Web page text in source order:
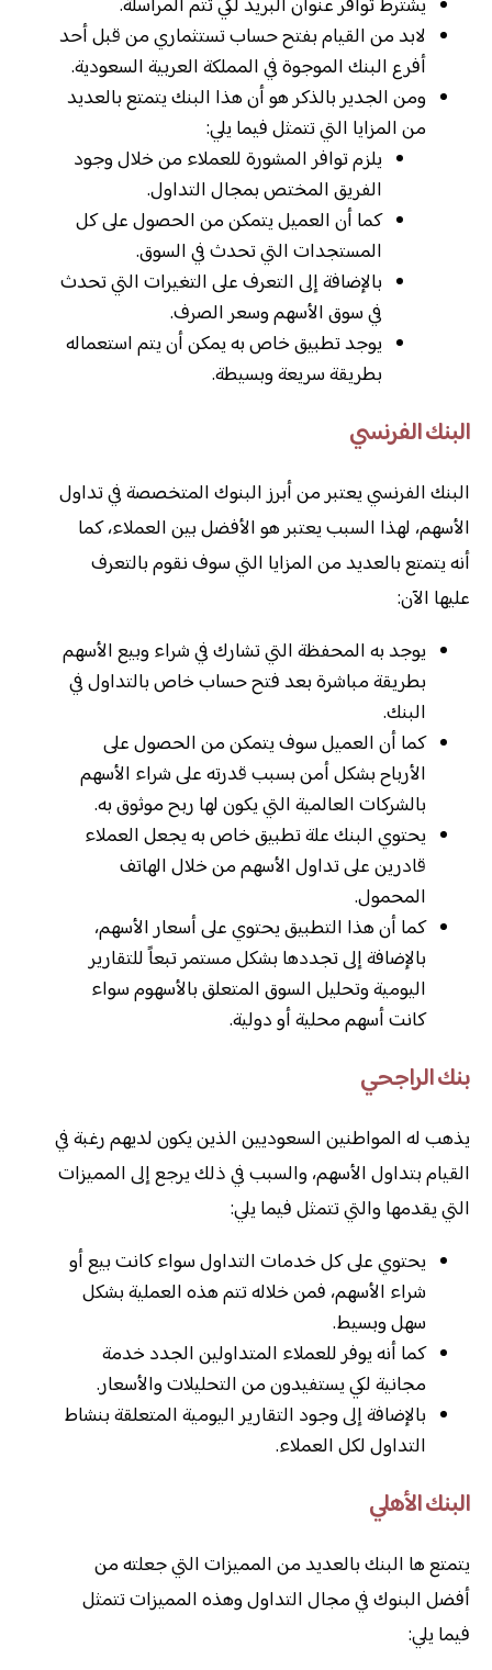
لابد من القيام بفتح حساب تستثماري من قبل أحد
أفرع البنك الموجوة في المملكة العربية السعودية.
ومن الجدير بالذكر هو أن هذا البنك يتمتع بالعديد
من المزايا التي تتمثل فيما يلي:
يلزم توافر المشورة للعملاء من خلال وجود
الفريق المختص بمجال التداول.
كما أن العميل يتمكن من الحصول على كل
المستجدات التي تحدث في السوق.
بالإضافة إلى التعرف على التغيرات التي تحدث
في سوق الأسهم وسعر الصرف.
يوجد تطبيق خاص به يمكن أن يتم استعماله
بطريقة سريعة وبسيطة.
البنك الفرنسي
البنك الفرنسي يعتبر من أبرز البنوك المتخصصة في تداول
الأسهم، لهذا السبب يعتبر هو الأفضل بين العملاء، كما
أنه يتمتع بالعديد من المزايا التي سوف نقوم بالتعرف
عليها الآن:
يوجد به المحفظة التي تشارك في شراء وبيع الأسهم
بطريقة مباشرة بعد فتح حساب خاص بالتداول في
البنك.
كما أن العميل سوف يتمكن من الحصول على
الأرباح بشكل أمن بسبب قدرته على شراء الأسهم
بالشركات العالمية التي يكون لها ربح موثوق به.
يحتوي البنك علة تطبيق خاص به يجعل العملاء
قادرين على تداول الأسهم من خلال الهاتف
المحمول.
كما أن هذا التطبيق يحتوي على أسعار الأسهم،
بالإضافة إلى تجددها بشكل مستمر تبعاً للتقارير
اليومية وتحليل السوق المتعلق بالأسهوم سواء
كانت أسهم محلية أو دولية.
بنك الراجحي
يذهب له المواطنين السعوديين الذين يكون لديهم رغبة في
القيام بتداول الأسهم، والسبب في ذلك يرجع إلى المميزات
التي يقدمها والتي تتمثل فيما يلي:
يحتوي على كل خدمات التداول سواء كانت بيع أو
شراء الأسهم، فمن خلاله تتم هذه العملية بشكل
سهل وبسيط.
كما أنه يوفر للعملاء المتداولين الجدد خدمة
مجانية لكي يستفيدون من التحليلات والأسعار.
بالإضافة إلى وجود التقارير اليومية المتعلقة بنشاط
التداول لكل العملاء.
البنك الأهلي
يتمتع ها البنك بالعديد من المميزات التي جعلته من
أفضل البنوك في مجال التداول وهذه المميزات تتمثل
فيما يلي: